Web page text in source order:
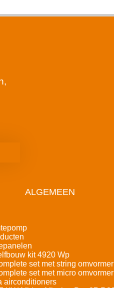
ALGEMEEN
kit 4920 Wp
set met string omvormer
set met micro omvormer
airconditioners